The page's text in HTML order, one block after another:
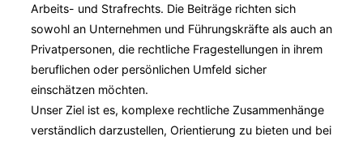
Arbeits- und Strafrechts. Die Beiträge richten sich
sowohl an Unternehmen und Führungskräfte als auch an
Privatpersonen, die rechtliche Fragestellungen in ihrem
beruflichen oder persönlichen Umfeld sicher
einschätzen möchten.
Unser Ziel ist es, komplexe rechtliche Zusammenhänge
verständlich darzustellen, Orientierung zu bieten und bei